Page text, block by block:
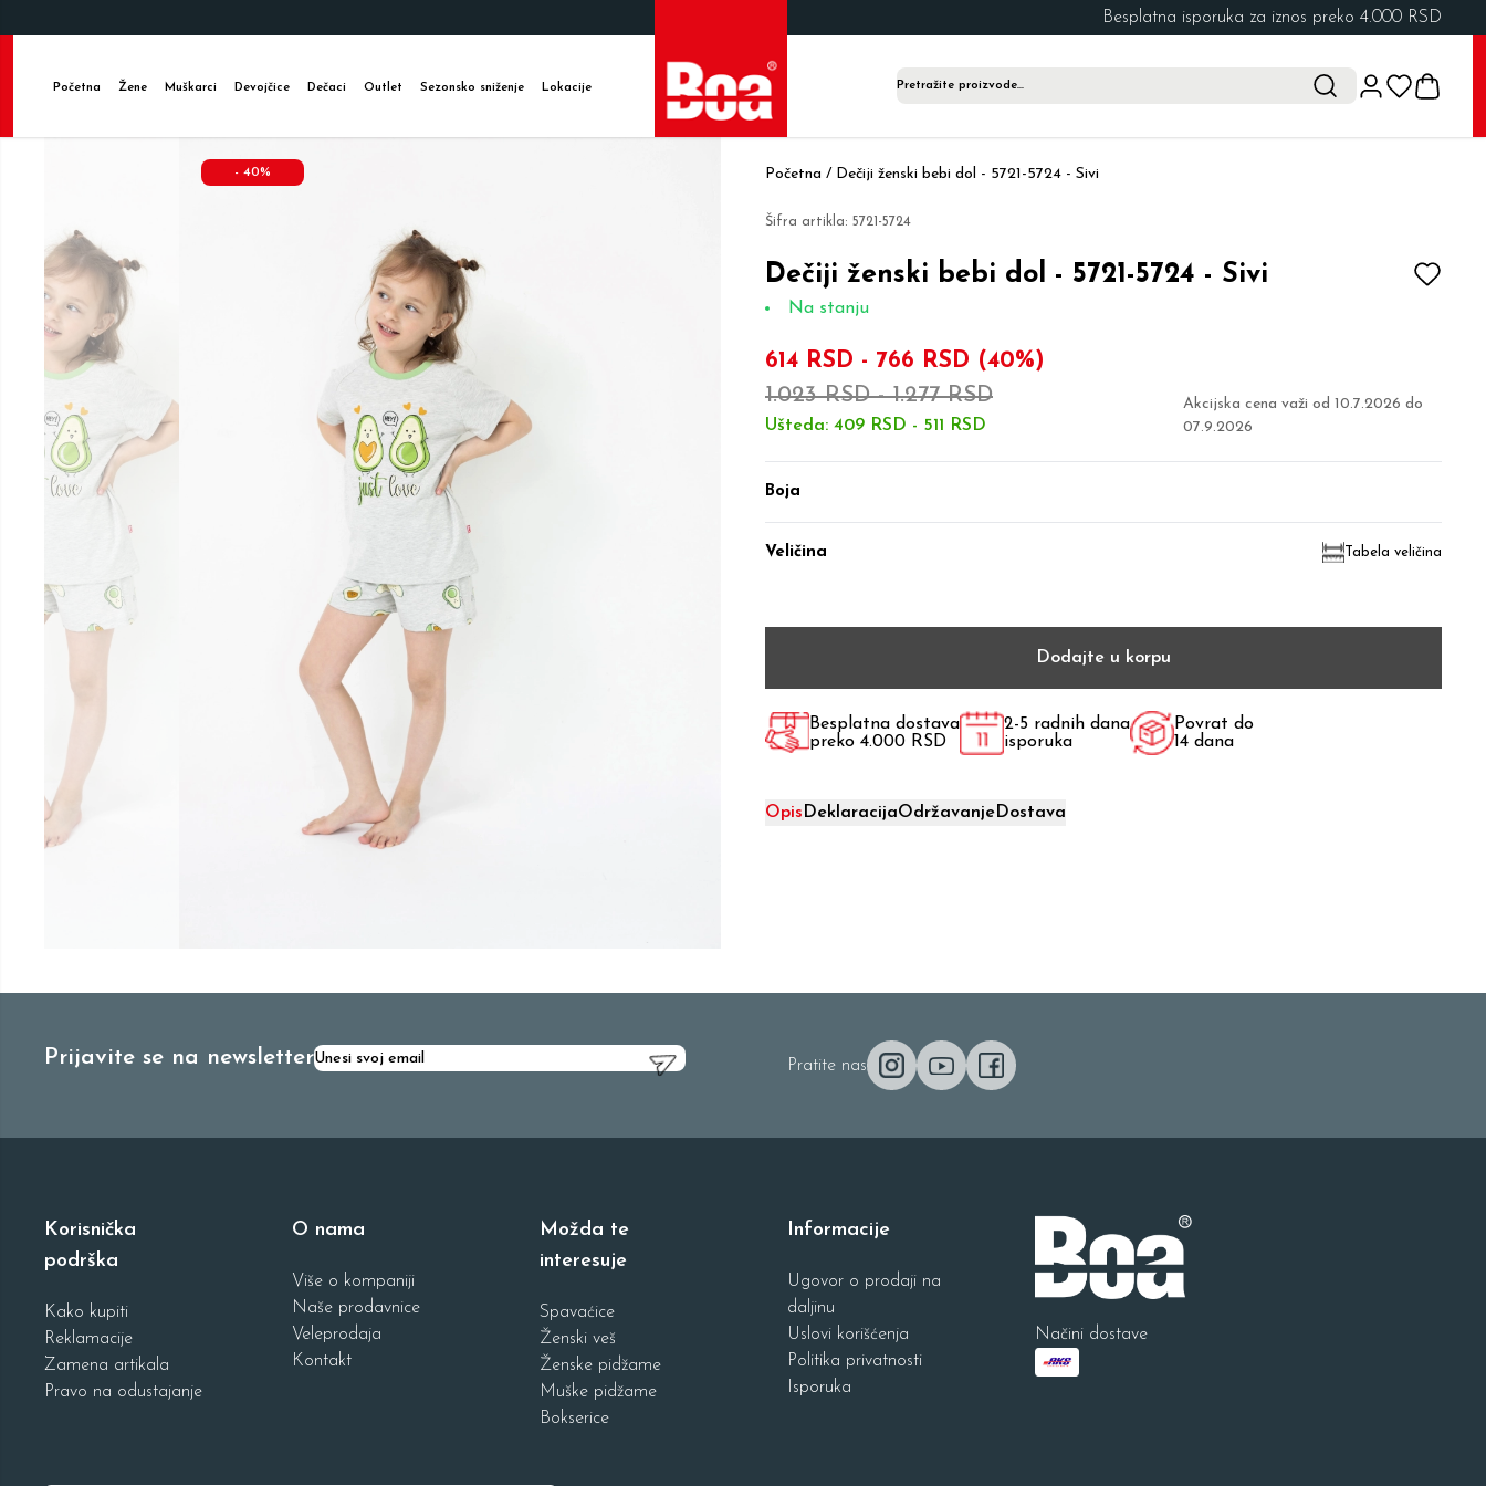
Besplatna isporuka za iznos preko 4.000 RSD
Početna Žene Muškarci Devojčice Dečaci Outlet Sezonsko sniženje Lokacije
- 40% Početna / Dečiji ženski bebi dol - 5721-5724 - Sivi
Šifra artikla: 5721-5724
Dečiji ženski bebi dol - 5721-5724 - Sivi
Na stanju
614 RSD - 766 RSD (40%)
1.023 RSD- 1.277 RSD
Ušteda: 409 RSD - 511 RSD
Akcijska cena važi od 10.7.2026 do
07.9.2026
Boja
Veličina Tabela veličina
Dodajte u korpu
Besplatna dostava
preko 4.000 RSD
2-5 radnih dana
isporuka
Povrat do
14 dana
Opis DeklaracijaOdržavanjeDostava
Prijavite se na newsletter Pratite nas
Korisnička
podrška
Kako kupiti
Reklamacije
Zamena artikala
Pravo na odustajanje
O nama
Više o kompaniji
Naše prodavnice
Veleprodaja
Kontakt
Možda te
interesuje
Spavaćice
Ženski veš
Ženske pidžame
Muške pidžame
Bokserice
Informacije
Ugovor o prodaji na
daljinu
Uslovi korišćenja
Politika privatnosti
Isporuka
Načini dostave